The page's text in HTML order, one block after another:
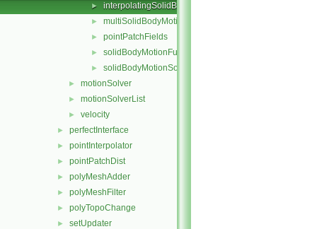
► interpolatingSolidBodyMotionSolver
► multiSolidBodyMotionSolver
► pointPatchFields
► solidBodyMotionFunctions
► solidBodyMotionSolver
► motionSolver
► motionSolverList
► velocity
► perfectInterface
► pointInterpolator
► pointPatchDist
► polyMeshAdder
► polyMeshFilter
► polyTopoChange
► setUpdater